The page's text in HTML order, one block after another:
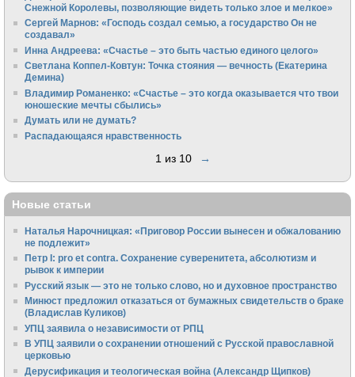
Снежной Королевы, позволяющие видеть только злое и мелкое»
Сергей Марнов: «Господь создал семью, а государство Он не
создавал»
Инна Андреева: «Счастье – это быть частью единого целого»
Светлана Коппел-Ковтун: Точка стояния — вечность (Екатерина
Демина)
Владимир Романенко: «Счастье – это когда оказывается что твои
юношеские мечты сбылись»
Думать или не думать?
Распадающаяся нравственность
1 из 10 →
Новые статьи
Наталья Нарочницкая: «Приговор России вынесен и обжалованию
не подлежит»
Петр I: pro et contra. Сохранение суверенитета, абсолютизм и
рывок к империи
Русский язык — это не только слово, но и духовное пространство
Минюст предложил отказаться от бумажных свидетельств о браке
(Владислав Куликов)
УПЦ заявила о независимости от РПЦ
В УПЦ заявили о сохранении отношений с Русской православной
церковью
Дерусификация и теологическая война (Александр Щипков)